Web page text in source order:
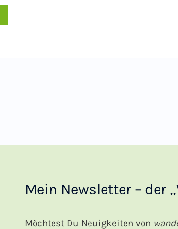
Mein Newsletter – der
Möchtest Du Neuigkeiten von